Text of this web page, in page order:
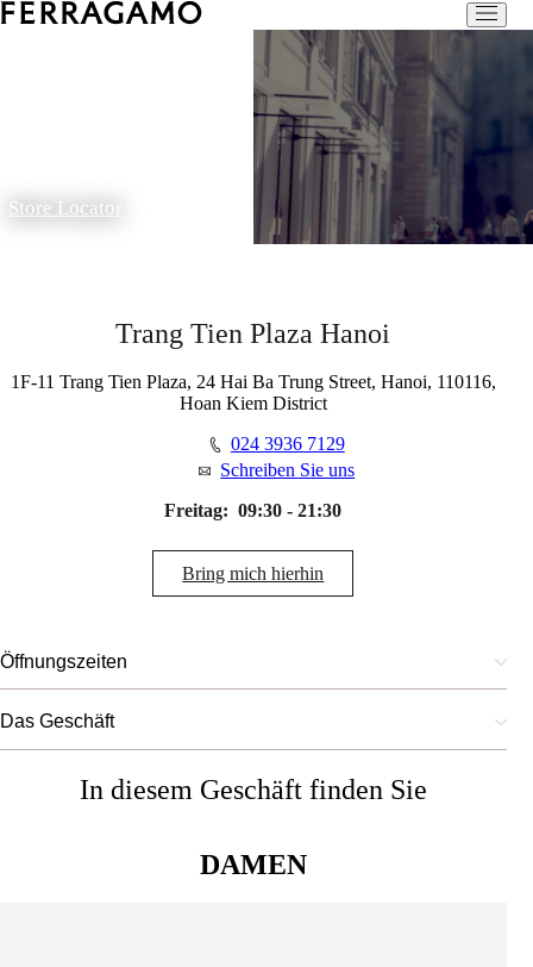
Store Locator
Trang Tien Plaza Hanoi
1F-11 Trang Tien Plaza, 24 Hai Ba Trung Street, Hanoi, 110116,
Hoan Kiem District
024 3936 7129
Schreiben Sie uns
Freitag: 09:30 - 21:30
Bring mich hierhin
Öffnungszeiten
Das Geschäft
In diesem Geschäft finden Sie
DAMEN